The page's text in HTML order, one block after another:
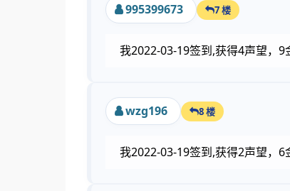
995399673 7 楼
我2022-03-19签到,获得4声望，9
wzg196 8 楼
我2022-03-19签到,获得2声望，6